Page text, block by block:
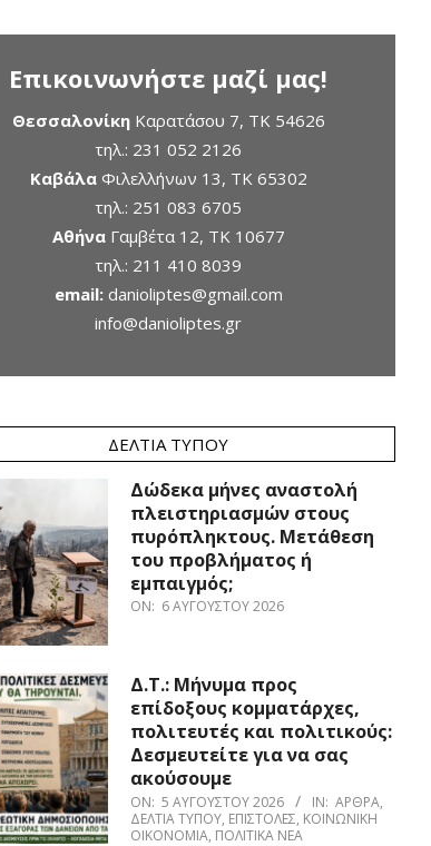
Επικοινωνήστε μαζί μας!
ΘεσσαλονίκηΚαρατάσου 7, TK 54626
τηλ.: 231 052 2126
ΚαβάλαΦιλελλήνων 13, ΤΚ 65302
τηλ.: 251 083 6705
ΑθήναΓαμβέτα 12, ΤΚ 10677
τηλ.: 211 410 8039
email: danioliptes@gmail.com
info@danioliptes.gr
ΔΕΛΤΊΑ ΤΎΠΟΥ
Δώδεκα μήνες αναστολή
πλειστηριασμών στους
πυρόπληκτους. Μετάθεση
του προβλήματος ή
εμπαιγμός;
ON: 6 ΑΥΓΟΎΣΤΟΥ 2026
Δ.Τ.: Μήνυμα προς
επίδοξους κομματάρχες,
πολιτευτές και πολιτικούς:
Δεσμευτείτε για να σας
ακούσουμε
ON: 5 ΑΥΓΟΎΣΤΟΥ 2026 IN: ΆΡΘΡΑ,
ΔΕΛΤΊΑ ΤΎΠΟΥ, ΕΠΙΣΤΟΛΈΣ, ΚΟΙΝΩΝΙΚΉ
ΟΙΚΟΝΟΜΊΑ, ΠΟΛΙΤΙΚΆ ΝΈΑ